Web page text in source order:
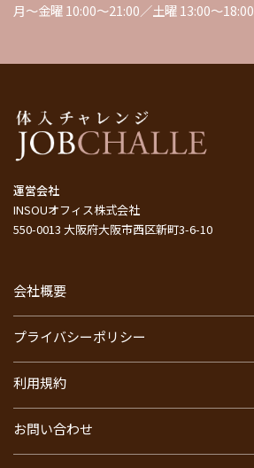
月～金曜 10:00～21:00／土曜 13:00～18:00
運営会社
INSOUオフィス株式会社
550-0013 大阪府大阪市西区新町3-6-10
会社概要
プライバシーポリシー
利用規約
お問い合わせ